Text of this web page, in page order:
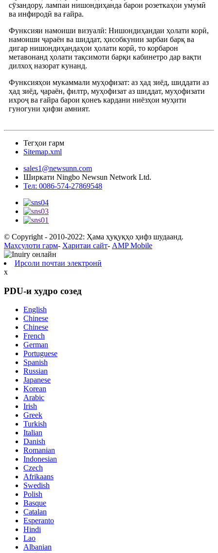
сӯзандору, лампаи нишондиҳанда барои розеткаҳои умумӣ
ва инфиродӣ ва ғайра.
Функсияи намоиши визуалӣ: Нишондиҳандаи ҳолати корӣ,
намоиши ҷараён ва шиддат, ҳисобкунии зарбаи барқ ​​ва
дигар нишондиҳандаҳои ҳолати корӣ, то корбарон
метавонанд ҳолати тақсимоти барқи кабинетро дар вақти
дилхоҳ назорат кунанд.
Функсияҳои мукаммали муҳофизат: аз ҳад зиёд, шиддати аз
ҳад зиёд, ҷараён, филтр, муҳофизат аз шиддат, муҳофизати
ихроҷ ва ғайра барои қонеъ кардани ниёзҳои муҳити
гуногуни ҳифзи амният.
Тегҳои гарм
Sitemap.xml
sales1@newsunn.com
Ширкати Ningbo Newsun Network Ltd.
Тел: 0086-574-27869548
© Copyright - 2010-2022: Ҳама ҳуқуқҳо ҳифз шудаанд.
Маҳсулоти гарм- Харитаи сайт- AMP Mobile
Ирсоли почтаи электронӣ
x
PDU-и худро созед
English
Chinese
Chinese
French
German
Portuguese
Spanish
Russian
Japanese
Korean
Arabic
Irish
Greek
Turkish
Italian
Danish
Romanian
Indonesian
Czech
Afrikaans
Swedish
Polish
Basque
Catalan
Esperanto
Hindi
Lao
Albanian